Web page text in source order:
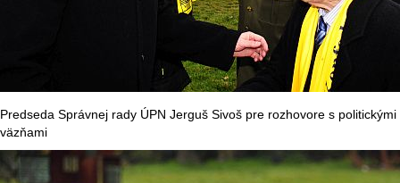
Predseda Správnej rady ÚPN Jerguš Sivoš pre rozhovore s politickými
väzňami